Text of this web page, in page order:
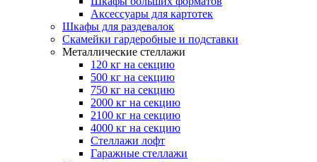
Аксессуары для картотек
Шкафы для раздевалок
Скамейки гардеробные и подставки
Металлические стеллажи
120 кг на секцию
500 кг на секцию
750 кг на секцию
2000 кг на секцию
2100 кг на секцию
4000 кг на секцию
Стеллажи лофт
Гаражные стеллажи